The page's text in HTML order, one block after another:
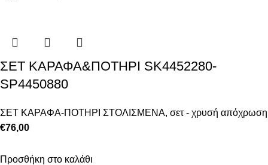
ΣΕΤ ΚΑΡΑΦΑ&ΠΟΤΗΡΙ SK4452280-
SP4450880
ΣΕΤ ΚΑΡΑΦΑ-ΠΟΤΗΡΙ ΣΤΟΛΙΣΜΕΝΑ, σετ - χρυσή απόχρωση
€76,00
Προσθήκη στο καλάθι